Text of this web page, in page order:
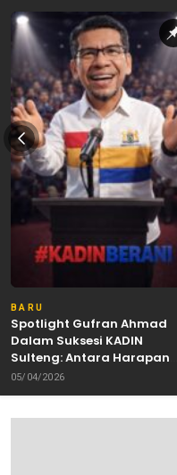
BARU
Spotlight Gufran Ahmad
Dalam Suksesi KADIN
Sulteng: Antara Harapan
dan Kebutuhan Perubahan
Oleh: Anshar Munir
05/04/2026